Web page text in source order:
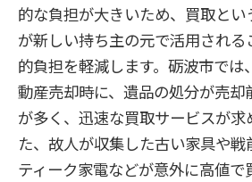
的な負担が大きいため、買取と
が新しい持ち主の元で活用され
的負担を軽減します。砺波市では
動産売却時に、遺品の処分が売却
が多く、迅速な買取サービスが求
た、故人が収集した古い家具や
ティーク家電などが意外に高値で